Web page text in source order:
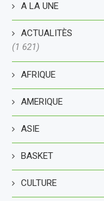
A LA UNE
ACTUALITÈS
(1 621)
AFRIQUE
AMERIQUE
ASIE
BASKET
CULTURE